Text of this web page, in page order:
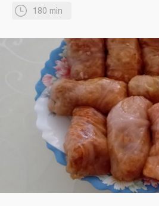
180 min